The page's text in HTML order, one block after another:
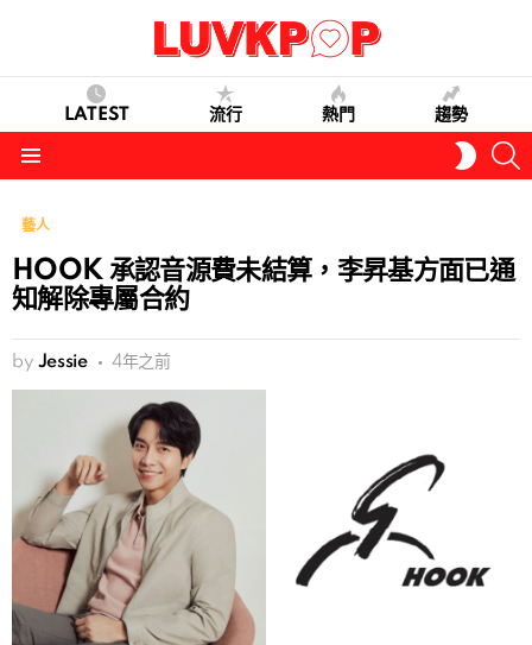
LATEST 流行 熱門 趨勢
SKIN
藝人
HOOK 承認音源費未結算，李昇基方面已通
知解除專屬合約
by Jessie 4年之前